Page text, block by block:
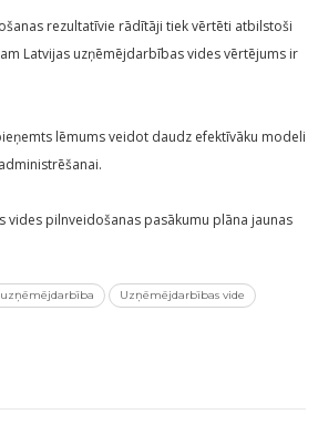
rezultatīvie rādītāji tiek vērtēti atbilstoši
Latvijas uzņēmējdarbības vides vērtējums ir
lēmums veidot daudz efektīvāku modeli
pilnveidošanas pasākumu plāna jaunas
uzņēmējdarbība Uzņēmējdarbības vide